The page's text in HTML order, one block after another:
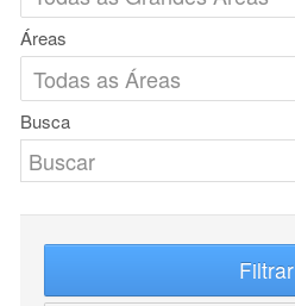
Áreas
Busca
Filtrar